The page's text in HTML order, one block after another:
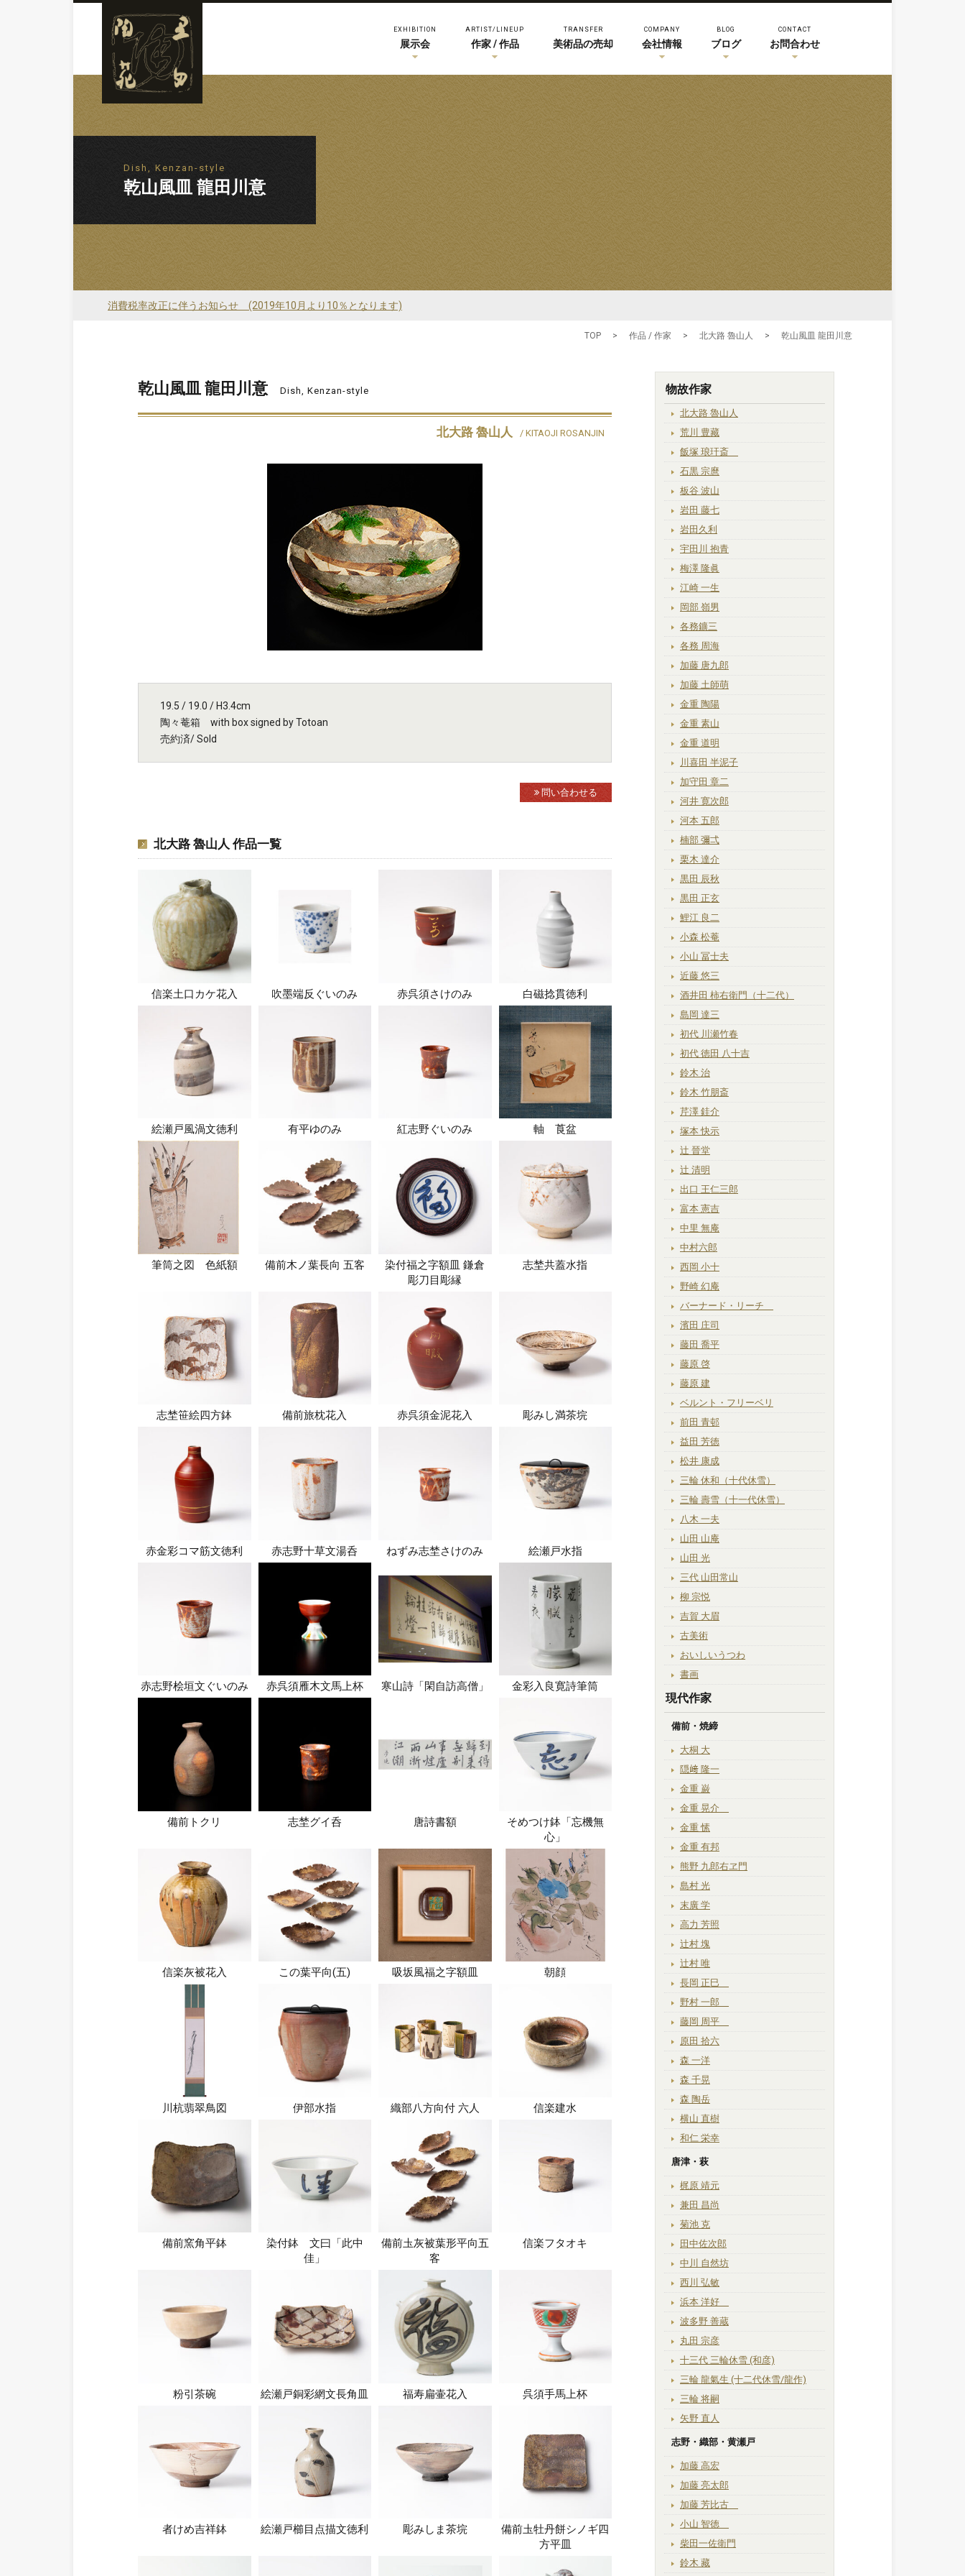
EXHIBITION
展示会
ARTIST/LINEUP
作家 / 作品
TRANSFER
美術品の売却
COMPANY
会社情報
BLOG
ブログ
CONTACT
お問合わせ
Dish, Kenzan-style
乾山風皿 龍田川意
消費税率改正に伴うお知らせ (2019年10月より10％となります)
TOP > 作品 / 作家 > 北大路 魯山人 > 乾山風皿 龍田川意
乾山風皿 龍田川意 Dish, Kenzan-style
北大路 魯山人 / KITAOJI ROSANJIN
19.5 / 19.0 / H3.4cm
陶々菴箱 with box signed by Totoan
売約済/ Sold
問い合わせる
北大路 魯山人 作品一覧
信楽土口カケ花入 吹墨端反ぐいのみ 赤呉須さけのみ 白磁捻貫徳利
絵瀬戸風渦文徳利 有平ゆのみ 紅志野ぐいのみ 軸 莨盆
筆筒之図 色紙額 備前木ノ葉長向 五客
染付福之字額皿 鎌倉
彫刀目彫縁
志埜共蓋水指
志埜笹絵四方鉢 備前旅枕花入 赤呉須金泥花入 彫みし満茶垸
赤金彩コマ筋文徳利 赤志野十草文湯呑 ねずみ志埜さけのみ 絵瀬戸水指
赤志野桧垣文ぐいのみ 赤呉須雁木文馬上杯 寒山詩「閑自訪高僧」 金彩入良寛詩筆筒
備前トクリ 志埜グイ呑 唐詩書額
そめつけ鉢「忘機無
心」
信楽灰被花入 この葉平向(五) 吸坂風福之字額皿 朝顔
川杭翡翠鳥図 伊部水指 織部八方向付 六人 信楽建水
備前窯角平鉢
染付鉢 文曰「此中
佳」
備前圡灰被葉形平向五
客
信楽フタオキ
粉引茶碗 絵瀬戸銅彩網文長角皿 福寿扁壷花入 呉須手馬上杯
者けめ吉祥鉢 絵瀬戸櫛目点描文徳利 彫みしま茶垸
備前圡牡丹餅シノギ四
方平皿
物故作家
北大路 魯山人
荒川 豊藏
飯塚 琅玕斎
石黒 宗麿
板谷 波山
岩田 藤七
岩田久利
宇田川 抱青
梅澤 隆眞
江崎 一生
岡部 嶺男
各務鑛三
各務 周海
加藤 唐九郎
加藤 土師萌
金重 陶陽
金重 素山
金重 道明
川喜田 半泥子
加守田 章二
河井 寛次郎
河本 五郎
楠部 彌弌
栗木 達介
黒田 辰秋
黒田 正玄
鯉江 良二
小森 松菴
小山 冨士夫
近藤 悠三
酒井田 柿右衛門（十二代）
島岡 達三
初代 川瀬竹春
初代 徳田 八十吉
鈴木 治
鈴木 竹朋斎
芹澤 銈介
塚本 快示
辻 晉堂
辻 清明
出口 王仁三郎
富本 憲吉
中里 無庵
中村六郎
西岡 小十
野崎 幻庵
バーナード・リーチ
濱田 庄司
藤田 喬平
藤原 啓
藤原 建
ベルント・フリーベリ
前田 青邨
益田 芳徳
松井 康成
三輪 休和（十代休雪）
三輪 壽雪（十一代休雪）
八木 一夫
山田 山庵
山田 光
三代 山田常山
柳 宗悦
吉賀 大眉
古美術
おいしいうつわ
書画
現代作家
備前・焼締
大桐 大
隠﨑 隆一
金重 巌
金重 晃介
金重 愫
金重 有邦
熊野 九郎右ヱ門
島村 光
末廣 学
高力 芳照
辻村 塊
辻村 唯
長岡 正巳
野村 一郎
藤岡 周平
原田 拾六
森 一洋
森 千晃
森 陶岳
横山 直樹
和仁 栄幸
唐津・萩
梶原 靖元
兼田 昌尚
菊池 克
田中佐次郎
中川 自然坊
西川 弘敏
浜本 洋好
波多野 善蔵
丸田 宗彦
十三代 三輪休雪 (和彦)
三輪 龍氣生 (十二代休雪/龍作)
三輪 将嗣
矢野 直人
志野・織部・黄瀬戸
加藤 高宏
加藤 亮太郎
加藤 芳比古
小山 智徳
柴田一佐衛門
鈴木 藏